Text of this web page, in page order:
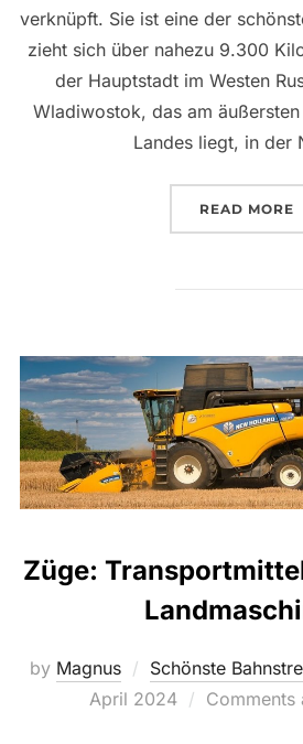
verknüpft. Sie ist eine der
zieht sich über nahezu 9.300
der Hauptstadt im Westen
Wladiwostok, das am
Landes liegt, in der
READ MORE
Züge:
by Magnus Schönste
April 2024
Comments